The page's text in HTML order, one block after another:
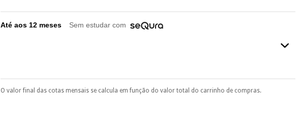
Até aos 12 meses Sem estudar com
Pode escolhê-lo no final do processo de compra, ao escolher o método de pagamento.
O valor final das cotas mensais se calcula em função do valor total do carrinho de compras.